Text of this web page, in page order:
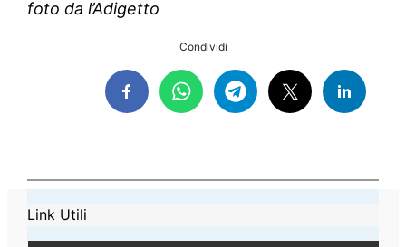
foto da l’Adigetto
Condividi
Link Utili